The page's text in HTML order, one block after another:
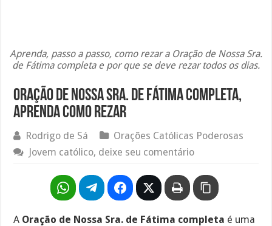
Aprenda, passo a passo, como rezar a Oração de Nossa Sra.
de Fátima completa e por que se deve rezar todos os dias.
Oração de Nossa Sra. de Fátima completa,
aprenda como rezar
Rodrigo de Sá
Orações Católicas Poderosas
Jovem católico, deixe seu comentário
A Oração de Nossa Sra. de Fátima completa é uma